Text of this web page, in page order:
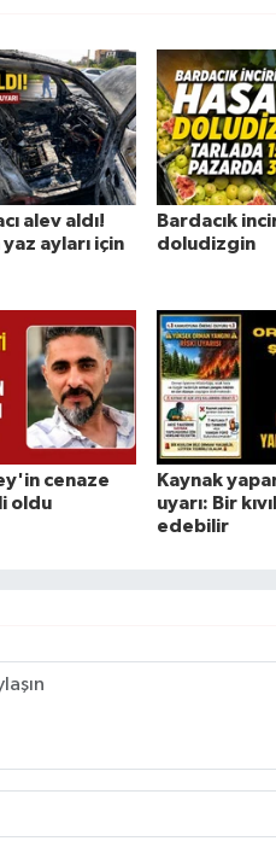
alev aldı!
ayları için
Bardacık
doludizgin
cenaze
oldu
Kaynak
uyarı: Bir
edebilir